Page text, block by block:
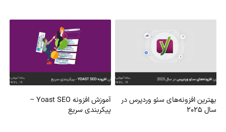
بهترین افزونه‌های سئو وردپرس در
سال ۲۰۲۵
آموزش افزونه Yoast SEO –
پیکربندی سریع